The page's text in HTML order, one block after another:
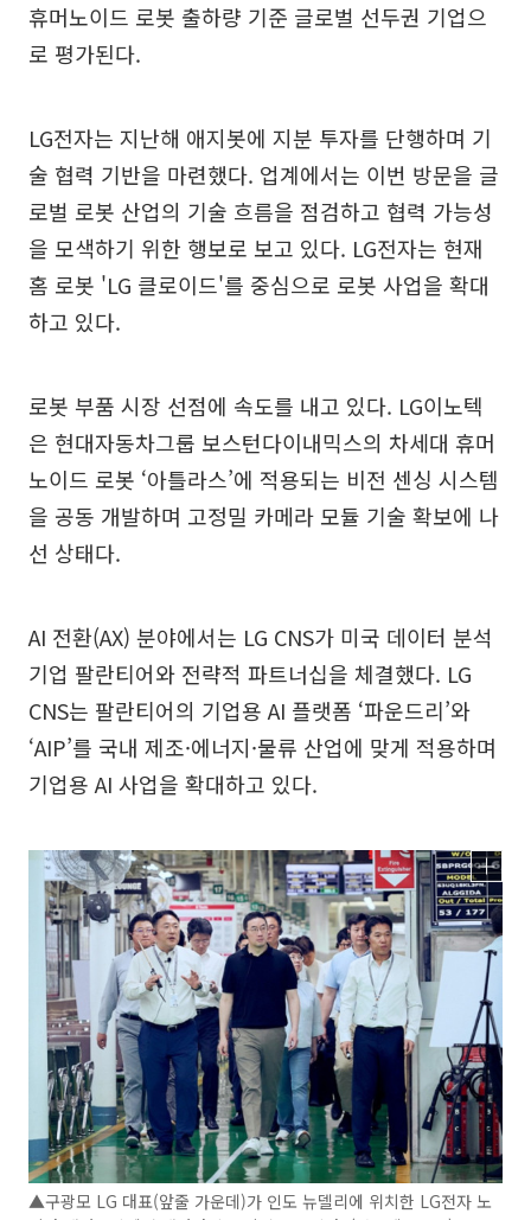
휴머노이드 로봇 출하량 기준 글로벌 선두권 기업으
로 평가된다.
LG전자는 지난해 애지봇에 지분 투자를 단행하며 기
술 협력 기반을 마련했다. 업계에서는 이번 방문을 글
로벌 로봇 산업의 기술 흐름을 점검하고 협력 가능성
을 모색하기 위한 행보로 보고 있다. LG전자는 현재
홈 로봇 'LG 클로이드'를 중심으로 로봇 사업을 확대
하고 있다.
로봇 부품 시장 선점에 속도를 내고 있다. LG이노텍
은 현대자동차그룹 보스턴다이내믹스의 차세대 휴머
노이드 로봇 ‘아틀라스’에 적용되는 비전 센싱 시스템
을 공동 개발하며 고정밀 카메라 모듈 기술 확보에 나
선 상태다.
AI 전환(AX) 분야에서는 LG CNS가 미국 데이터 분석
기업 팔란티어와 전략적 파트너십을 체결했다. LG
CNS는 팔란티어의 기업용 AI 플랫폼 ‘파운드리’와
‘AIP’를 국내 제조·에너지·물류 산업에 맞게 적용하며
기업용 AI 사업을 확대하고 있다.
▲구광모 LG 대표(앞줄 가운데)가 인도 뉴델리에 위치한 LG전자 노